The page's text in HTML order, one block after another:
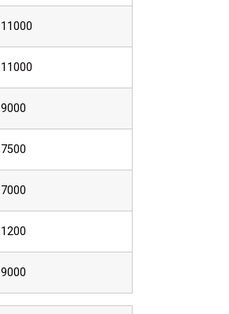
11000
11000
9000
7500
7000
1200
9000